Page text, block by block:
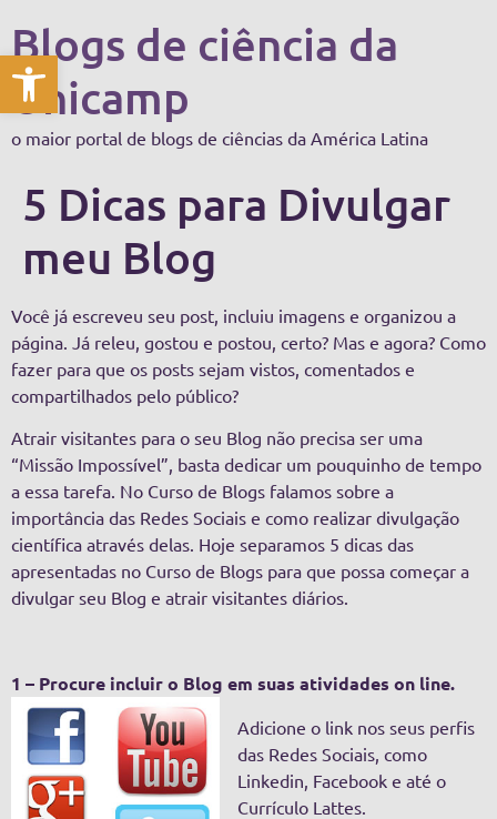
Abrir a barra de ferramentas
Blogs de ciência da
Unicamp
o maior portal de blogs de ciências da América Latina
5 Dicas para Divulgar
meu Blog
Você já escreveu seu post, incluiu imagens e organizou a
página. Já releu, gostou e postou, certo? Mas e agora? Como
fazer para que os posts sejam vistos, comentados e
compartilhados pelo público?
Atrair visitantes para o seu Blog não precisa ser uma
“Missão Impossível”, basta dedicar um pouquinho de tempo
a essa tarefa. No Curso de Blogs falamos sobre a
importância das Redes Sociais e como realizar divulgação
científica através delas. Hoje separamos 5 dicas das
apresentadas no Curso de Blogs para que possa começar a
divulgar seu Blog e atrair visitantes diários.
1 – Procure incluir o Blog em suas atividades on line.
Adicione o link nos seus perfis
das Redes Sociais, como
Linkedin, Facebook e até o
Currículo Lattes.